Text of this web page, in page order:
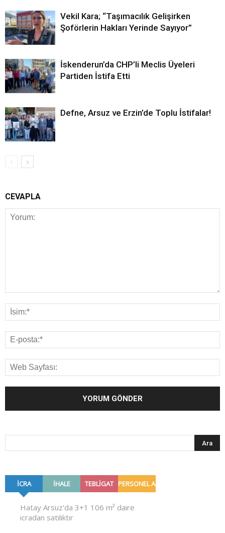
Vekil Kara; “Taşımacılık Gelişirken
Şoförlerin Hakları Yerinde Sayıyor”
İskenderun’da CHP’li Meclis Üyeleri
Partiden İstifa Etti
Defne, Arsuz ve Erzin’de Toplu İstifalar!
CEVAPLA